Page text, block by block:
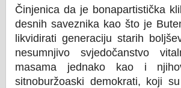
Činjenica da je bonapartistička
desnih saveznika kao što je
likvidirati generaciju starih
nesumnjivo svjedočanstvo
masama jednako kao i
sitnoburžoaski demokrati, koji